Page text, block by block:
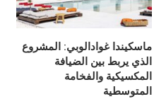
ماسكيندا غوادالوبي: المشروع
الذي يربط بين الضيافة
المكسيكية والفخامة
المتوسطية